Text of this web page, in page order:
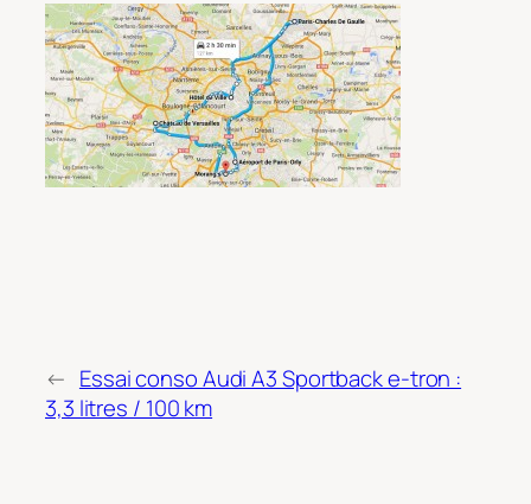
← Essai conso Audi A3 Sportback e-tron :
3,3 litres / 100 km